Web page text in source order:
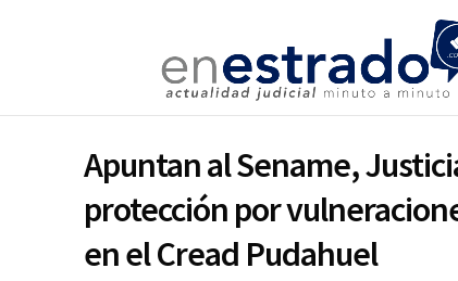
Apuntan al Sename,
protección por
en el Cread Pudahuel